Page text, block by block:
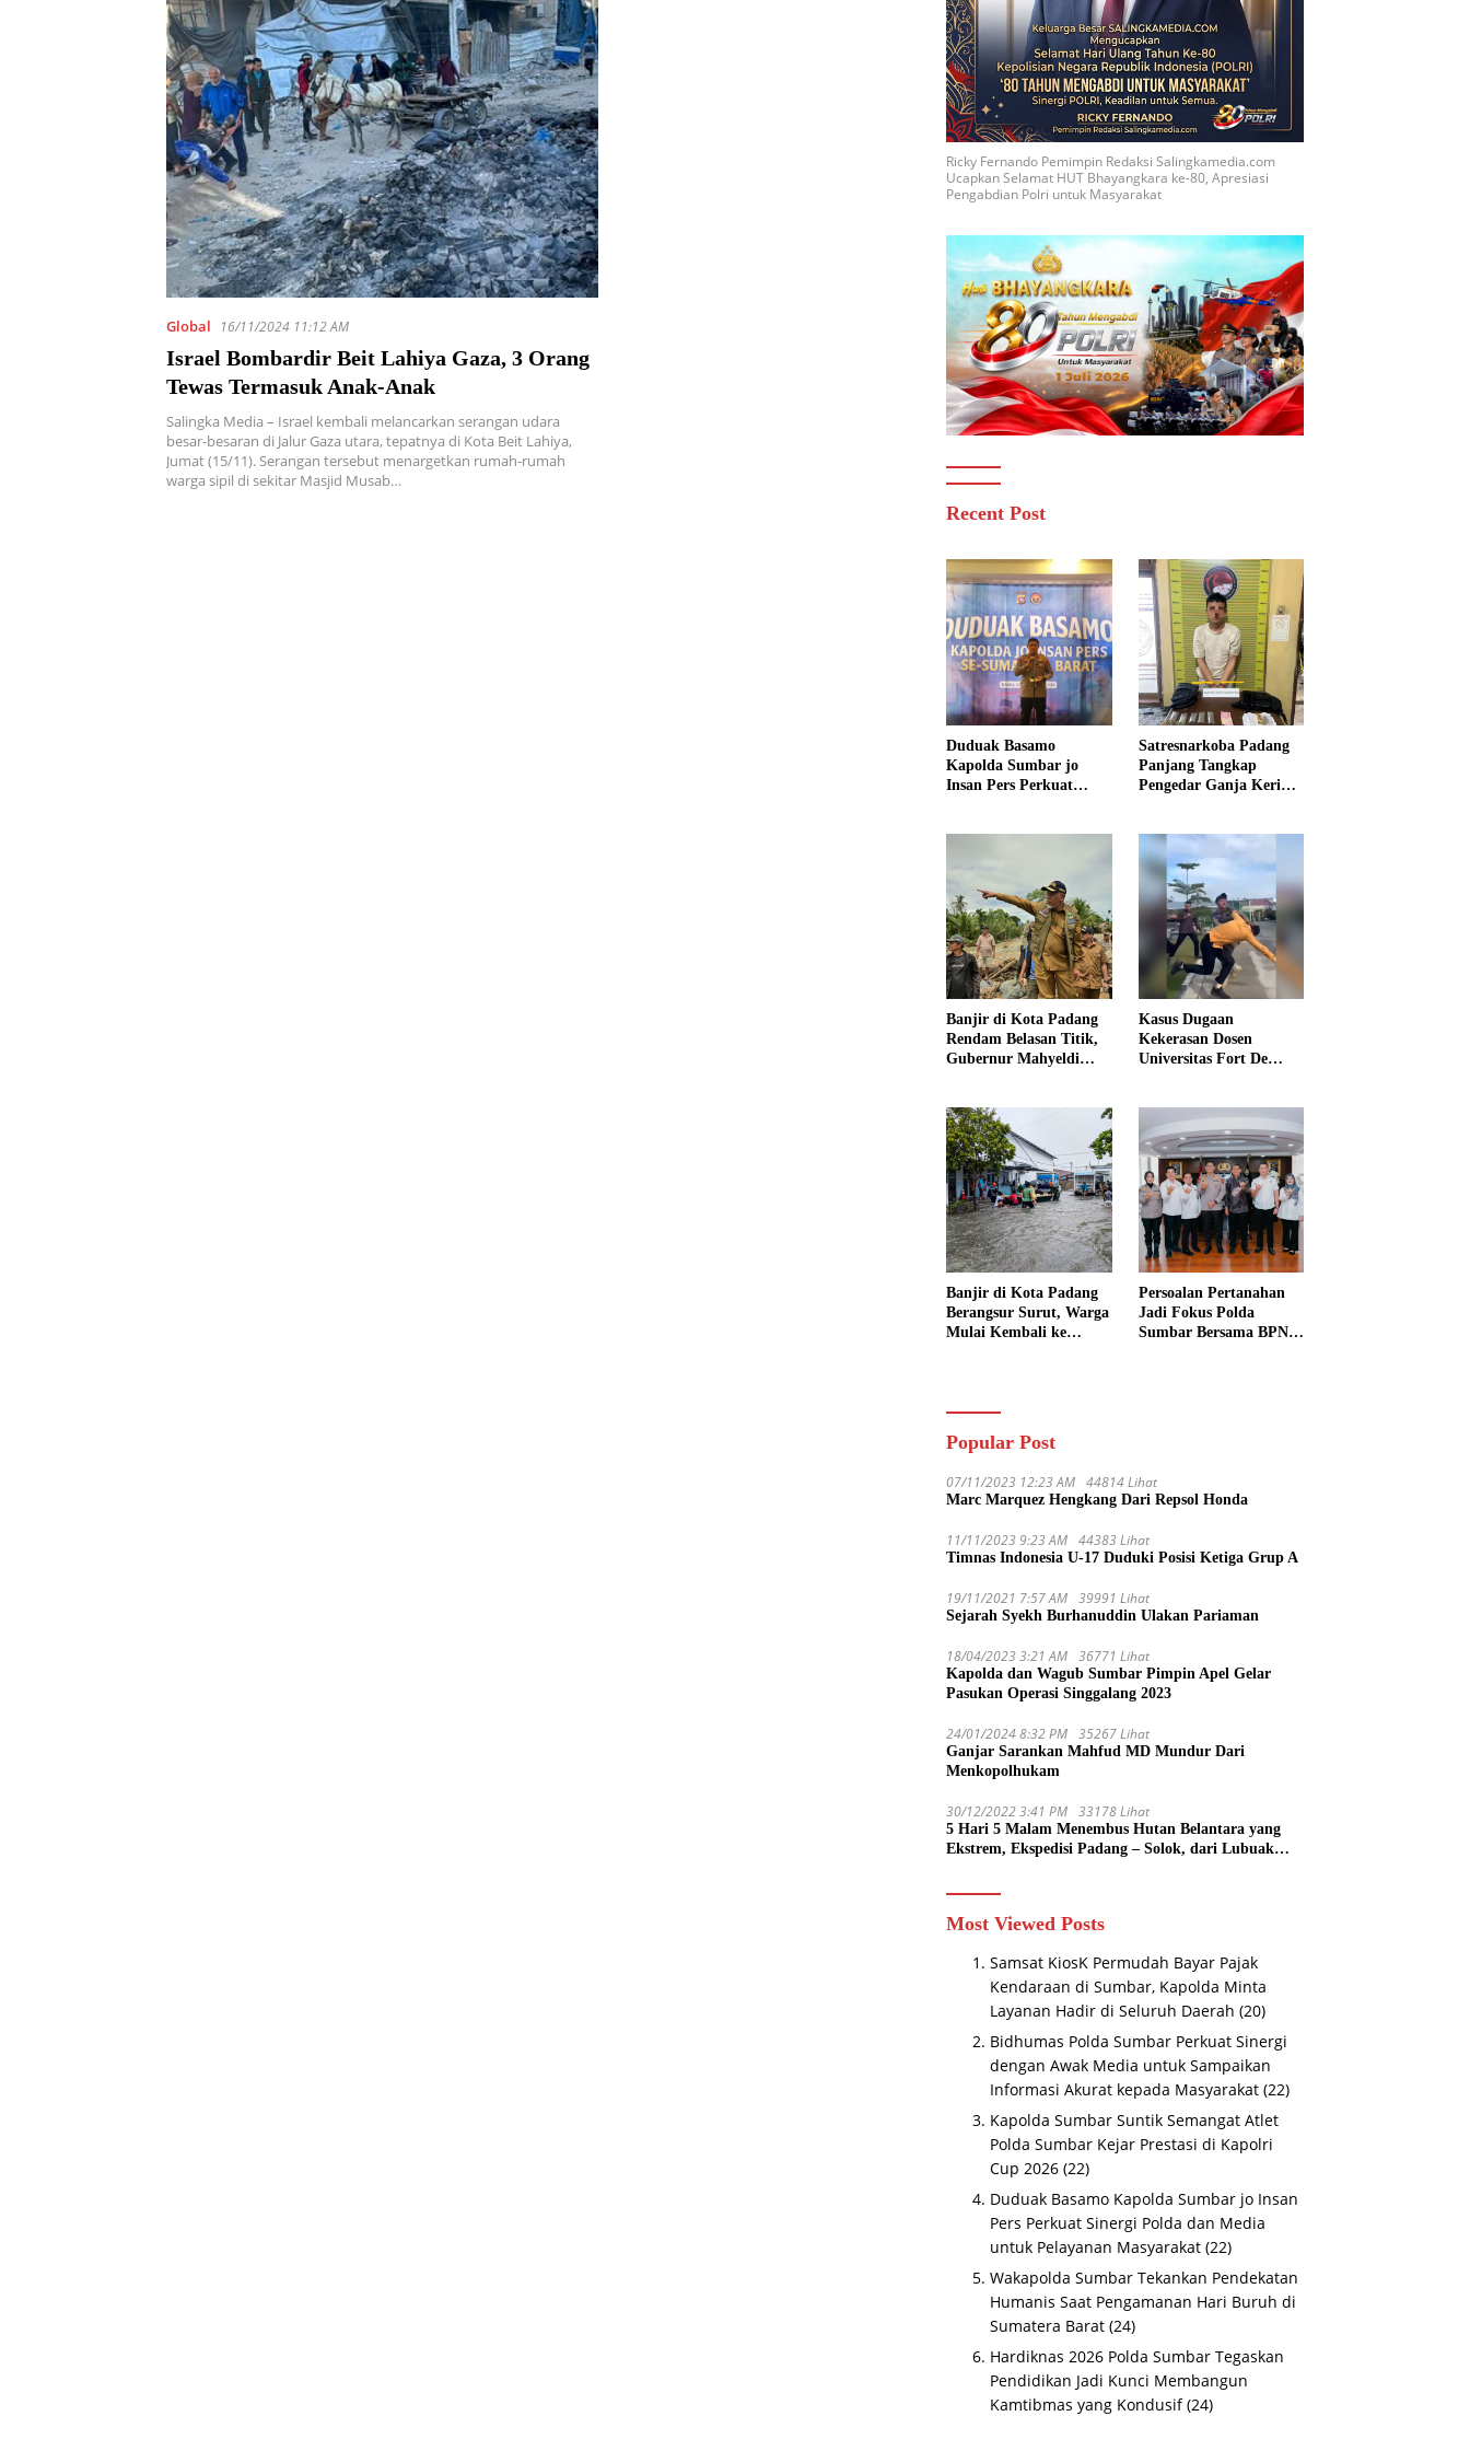
Global 16/11/2024 11:12 AM
Israel Bombardir Beit Lahiya Gaza, 3 Orang
Tewas Termasuk Anak-Anak
Salingka Media – Israel kembali melancarkan serangan udara
besar-besaran di Jalur Gaza utara, tepatnya di Kota Beit Lahiya,
Jumat (15/11). Serangan tersebut menargetkan rumah-rumah
warga sipil di sekitar Masjid Musab…
Ricky Fernando Pemimpin Redaksi Salingkamedia.com
Ucapkan Selamat HUT Bhayangkara ke-80, Apresiasi
Pengabdian Polri untuk Masyarakat
Recent Post
Duduak Basamo
Kapolda Sumbar jo
Insan Pers Perkuat
Satresnarkoba Padang
Panjang Tangkap
Pengedar Ganja Kering,
Banjir di Kota Padang
Rendam Belasan Titik,
Gubernur Mahyeldi
Kasus Dugaan
Kekerasan Dosen
Universitas Fort De
Hukum Minta AG
Segera Ditangkap
Banjir di Kota Padang
Berangsur Surut, Warga
Mulai Kembali ke
Persoalan Pertanahan
Jadi Fokus Polda
Sumbar Bersama BPN
Popular Post
07/11/2023 12:23 AM 44814 Lihat
Marc Marquez Hengkang Dari Repsol Honda
11/11/2023 9:23 AM 44383 Lihat
Timnas Indonesia U-17 Duduki Posisi Ketiga Grup A
19/11/2021 7:57 AM 39991 Lihat
Sejarah Syekh Burhanuddin Ulakan Pariaman
18/04/2023 3:21 AM 36771 Lihat
Kapolda dan Wagub Sumbar Pimpin Apel Gelar
Pasukan Operasi Singgalang 2023
24/01/2024 8:32 PM 35267 Lihat
Ganjar Sarankan Mahfud MD Mundur Dari
Menkopolhukam
30/12/2022 3:41 PM 33178 Lihat
5 Hari 5 Malam Menembus Hutan Belantara yang
Ekstrem, Ekspedisi Padang – Solok, dari Lubuak
Most Viewed Posts
Samsat KiosK Permudah Bayar Pajak
Kendaraan di Sumbar, Kapolda Minta
Layanan Hadir di Seluruh Daerah (20)
Bidhumas Polda Sumbar Perkuat Sinergi
dengan Awak Media untuk Sampaikan
Informasi Akurat kepada Masyarakat (22)
Kapolda Sumbar Suntik Semangat Atlet
Polda Sumbar Kejar Prestasi di Kapolri
Cup 2026 (22)
Duduak Basamo Kapolda Sumbar jo Insan
Pers Perkuat Sinergi Polda dan Media
untuk Pelayanan Masyarakat (22)
Wakapolda Sumbar Tekankan Pendekatan
Humanis Saat Pengamanan Hari Buruh di
Sumatera Barat (24)
Hardiknas 2026 Polda Sumbar Tegaskan
Pendidikan Jadi Kunci Membangun
Kamtibmas yang Kondusif (24)